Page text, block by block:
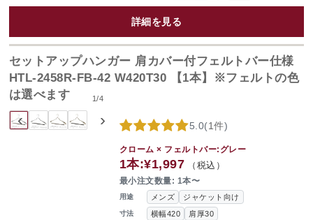
詳細を見る
‹ ›
1/4
セットアップハンガー 肩カバー付フェルトバー仕様
HTL-2458R-FB-42 W420T30 【1本】※フェルトの色
は選べます
用途 メンズ ジャケット向け
寸法 横幅420 肩厚30
5.0(1件)
クローム × フェルトバー:グレー
1本:¥1,997 （税込）
最小注文数量: 1本〜